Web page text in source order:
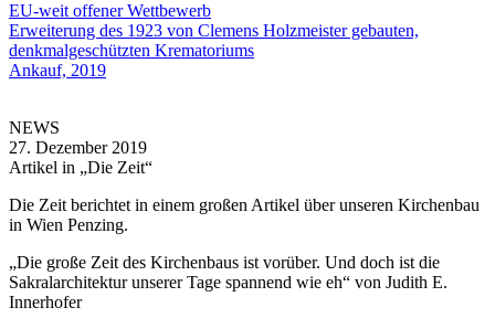
EU-weit offener Wettbewerb
Erweiterung des 1923 von Clemens Holzmeister gebauten,
denkmalgeschützten Krematoriums
Ankauf, 2019
NEWS
27. Dezember 2019
Artikel in „Die Zeit“
Die Zeit berichtet in einem großen Artikel über unseren Kirchenbau
in Wien Penzing.
„Die große Zeit des Kirchenbaus ist vorüber. Und doch ist die
Sakralarchitektur unserer Tage spannend wie eh“ von Judith E.
Innerhofer